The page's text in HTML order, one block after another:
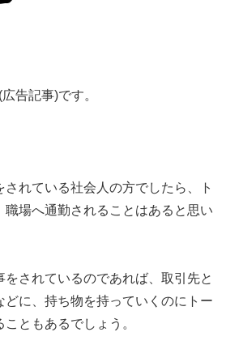
告記事)です。
れている社会人の方でしたら、ト
職場へ通勤されることはあると思い
されているのであれば、取引先と
どに、持ち物を持っていくのにトー
ともあるでしょう。